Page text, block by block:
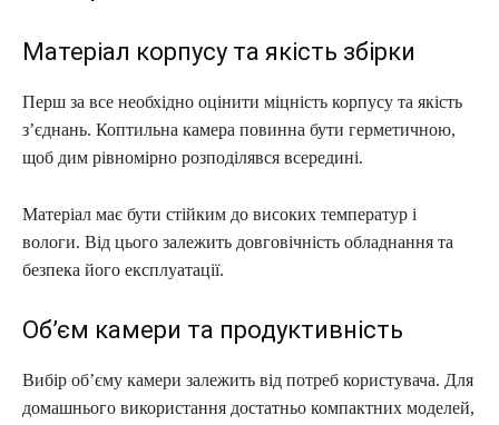
Матеріал корпусу та якість збірки
Перш за все необхідно оцінити міцність корпусу та якість
з’єднань. Коптильна камера повинна бути герметичною,
щоб дим рівномірно розподілявся всередині.
Матеріал має бути стійким до високих температур і
вологи. Від цього залежить довговічність обладнання та
безпека його експлуатації.
Об’єм камери та продуктивність
Вибір об’єму камери залежить від потреб користувача. Для
домашнього використання достатньо компактних моделей,